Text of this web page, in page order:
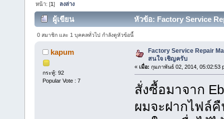
หน้า: [1] ลงล่าง
ผู้เขียน หัวข้อ: Factory Service
0 สมาชิก และ 1 บุคคลทั่วไป กำลังดูหัวข้อนี้
kapum
กระทู้: 92
Popular Vote : 7
Factory Service Repair
สนใจ เชิญครับ
« เมื่อ: กุมภาพันธ์ 02, 2014, 05:02:53
สั่งซื้อมาจาก
ผมจะฝากไฟล์